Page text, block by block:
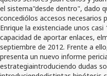
el sistema"desde dentro", dado
concediólos accesos necesarios
Enrique la existenciade unos
capacidad de aportar enlaces,
septiembre de 2012. Frente a
presenta un nuevo informe
estrategiaintroduciendo dudas